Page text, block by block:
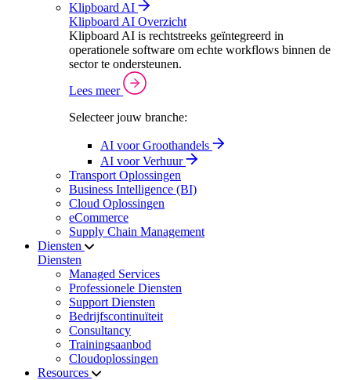
Klipboard AI
Klipboard AI Overzicht
Klipboard AI is rechtstreeks geïntegreerd in
operationele software om echte workflows binnen de
sector te ondersteunen.
Lees meer
Selecteer jouw branche:
AI voor Groothandels
AI voor Verhuur
Transport Oplossingen
Business Intelligence (BI)
Cloud Oplossingen
eCommerce
Supply Chain Management
Diensten
Diensten
Managed Services
Professionele Diensten
Support Diensten
Bedrijfscontinuïteit
Consultancy
Trainingsaanbod
Cloudoplossingen
Resources